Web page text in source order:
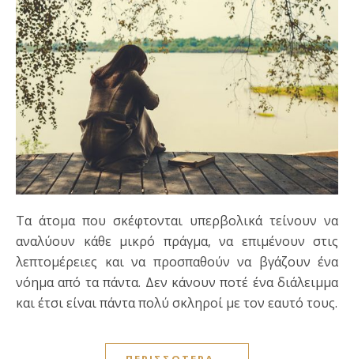
Τα άτομα που σκέφτονται υπερβολικά τείνουν να
αναλύουν κάθε μικρό πράγμα, να επιμένουν στις
λεπτομέρειες και να προσπαθούν να βγάζουν ένα
νόημα από τα πάντα. Δεν κάνουν ποτέ ένα διάλειμμα
και έτσι είναι πάντα πολύ σκληροί με τον εαυτό τους.